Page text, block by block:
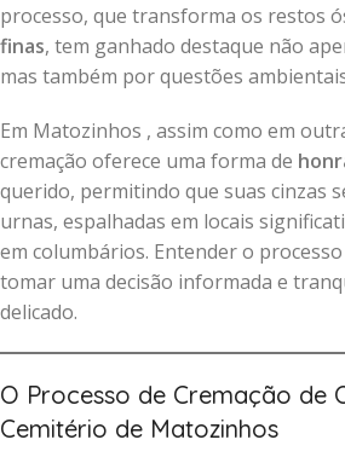
processo, que transforma os restos
finas, tem ganhado destaque não
mas também por questões
Em Matozinhos , assim como em
cremação oferece uma forma de
querido, permitindo que suas cinzas
urnas, espalhadas em locais
em columbários. Entender o
tomar uma decisão informada e
delicado.
O Processo de Cremação de
Cemitério de Matozinhos